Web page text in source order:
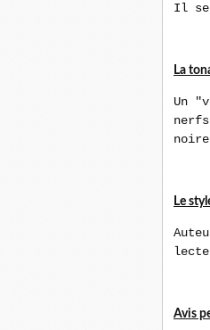
Il se
La
Un
Le
Avis